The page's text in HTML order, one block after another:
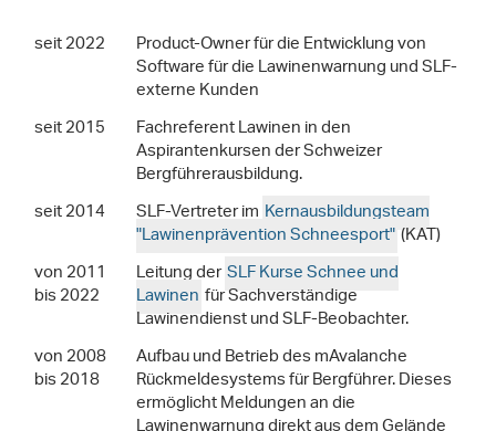
seit 2022 Product-Owner für die Entwicklung von
Software für die Lawinenwarnung und SLF-
externe Kunden
seit 2015
Fachreferent Lawinen in den
Aspirantenkursen der Schweizer
Bergführerausbildung.
seit 2014
SLF-Vertreter im Kernausbildungsteam
"Lawinenprävention Schneesport"(KAT)
von 2011
bis 2022
Leitung derSLF Kurse Schnee und
Lawinenfür Sachverständige
Lawinendienst und SLF-Beobachter.
von 2008
bis 2018
Aufbau und Betrieb des mAvalanche
Rückmeldesystems für Bergführer. Dieses
ermöglicht Meldungen an die